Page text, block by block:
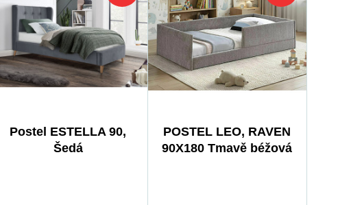
Postel ESTELLA 90,
Šedá
POSTEL LEO, RAVEN
90X180 Tmavě béžová